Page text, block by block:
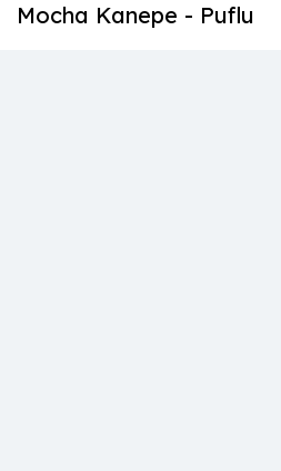
Mocha Kanepe - Puflu